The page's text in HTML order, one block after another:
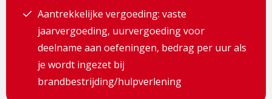
Aantrekkelijke vergoeding: vaste
jaarvergoeding, uurvergoeding voor
deelname aan oefeningen, bedrag per uur als
je wordt ingezet bij
brandbestrijding/hulpverlening